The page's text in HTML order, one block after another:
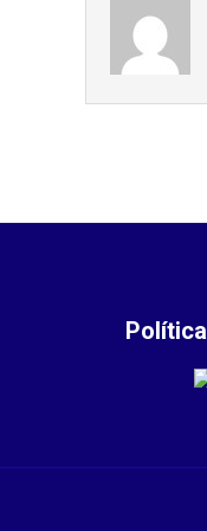
Política